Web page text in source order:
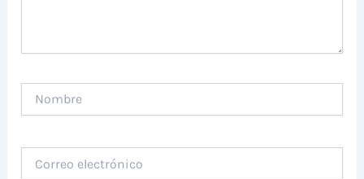
electrónico